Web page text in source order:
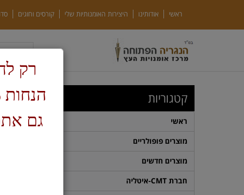
ראשי אודותינו היצירות האומנותיות שלי קורסים וחוגים
דף בית
קטגוריות
ראשי
מוצרים פופולריים
מוצרים חדשים
חברת CMT-איטליה
רק
גם